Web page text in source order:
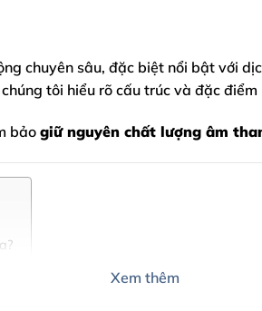
chuyên sâu, đặc biệt nổi bật với
tôi hiểu rõ cấu trúc và đặc điểm
bảo giữ nguyên chất lượng âm
Xem thêm